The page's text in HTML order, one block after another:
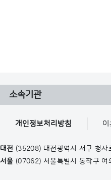
소속기관
개인정보처리방침 이
대전 (35208) 대전광역시 서구 청
서울 (07062) 서울특별시 동작구